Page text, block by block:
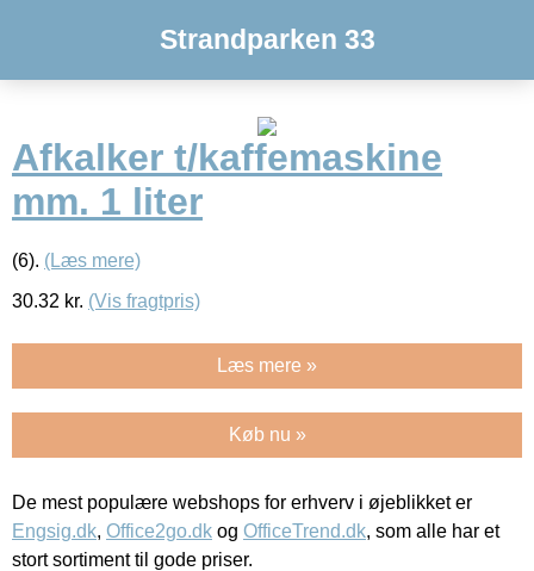
Strandparken 33
Afkalker t/kaffemaskine
mm. 1 liter
(6). (Læs mere)
30.32 kr. (Vis fragtpris)
Læs mere »
Køb nu »
De mest populære webshops for erhverv i øjeblikket er
Engsig.dk, Office2go.dk og OfficeTrend.dk, som alle har et
stort sortiment til gode priser.